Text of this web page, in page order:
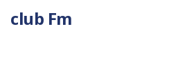
club Fm